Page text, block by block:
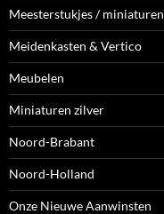
Meesterstukjes / miniaturen
Meidenkasten & Vertico
Meubelen
Miniaturen zilver
Noord-Brabant
Noord-Holland
Onze Nieuwe Aanwinsten